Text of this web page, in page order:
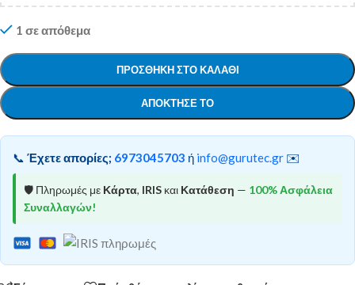
1 σε απόθεμα
ΠΡΟΣΘΉΚΗ ΣΤΟ ΚΑΛΆΘΙ
ΑΠΌΚΤΗΣΕ ΤΟ
📞 Έχετε απορίες; 6973045703 ή info@gurutec.gr ✉️
🛡️ Πληρωμές με Κάρτα, IRIS και Κατάθεση — 100% Ασφάλεια
Συναλλαγών!